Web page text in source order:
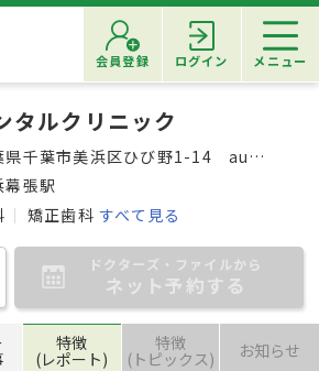
会員登録 ログイン メニュー
タルクリニック
千葉市美浜区ひび野1-14 aune幕張1F
幕張駅
矯正歯科 すべて見る
ドクターズ・ファイルから
ネット予約する
特徴
(レポート)
特徴
(トピックス) お知らせ